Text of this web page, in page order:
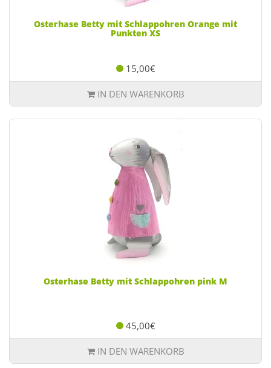
Osterhase Betty mit Schlappohren Orange mit
Punkten XS
15,00€
IN DEN WARENKORB
Osterhase Betty mit Schlappohren pink M
45,00€
IN DEN WARENKORB